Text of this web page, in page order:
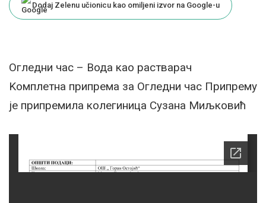
Dodaj Zelenu učionicu kao omiljeni izvor na Google-u
Oгледни час – Вода као растварач
Kомплетна припрема за Огледни час Припрему
је припремила колегиница Сузана Миљковић